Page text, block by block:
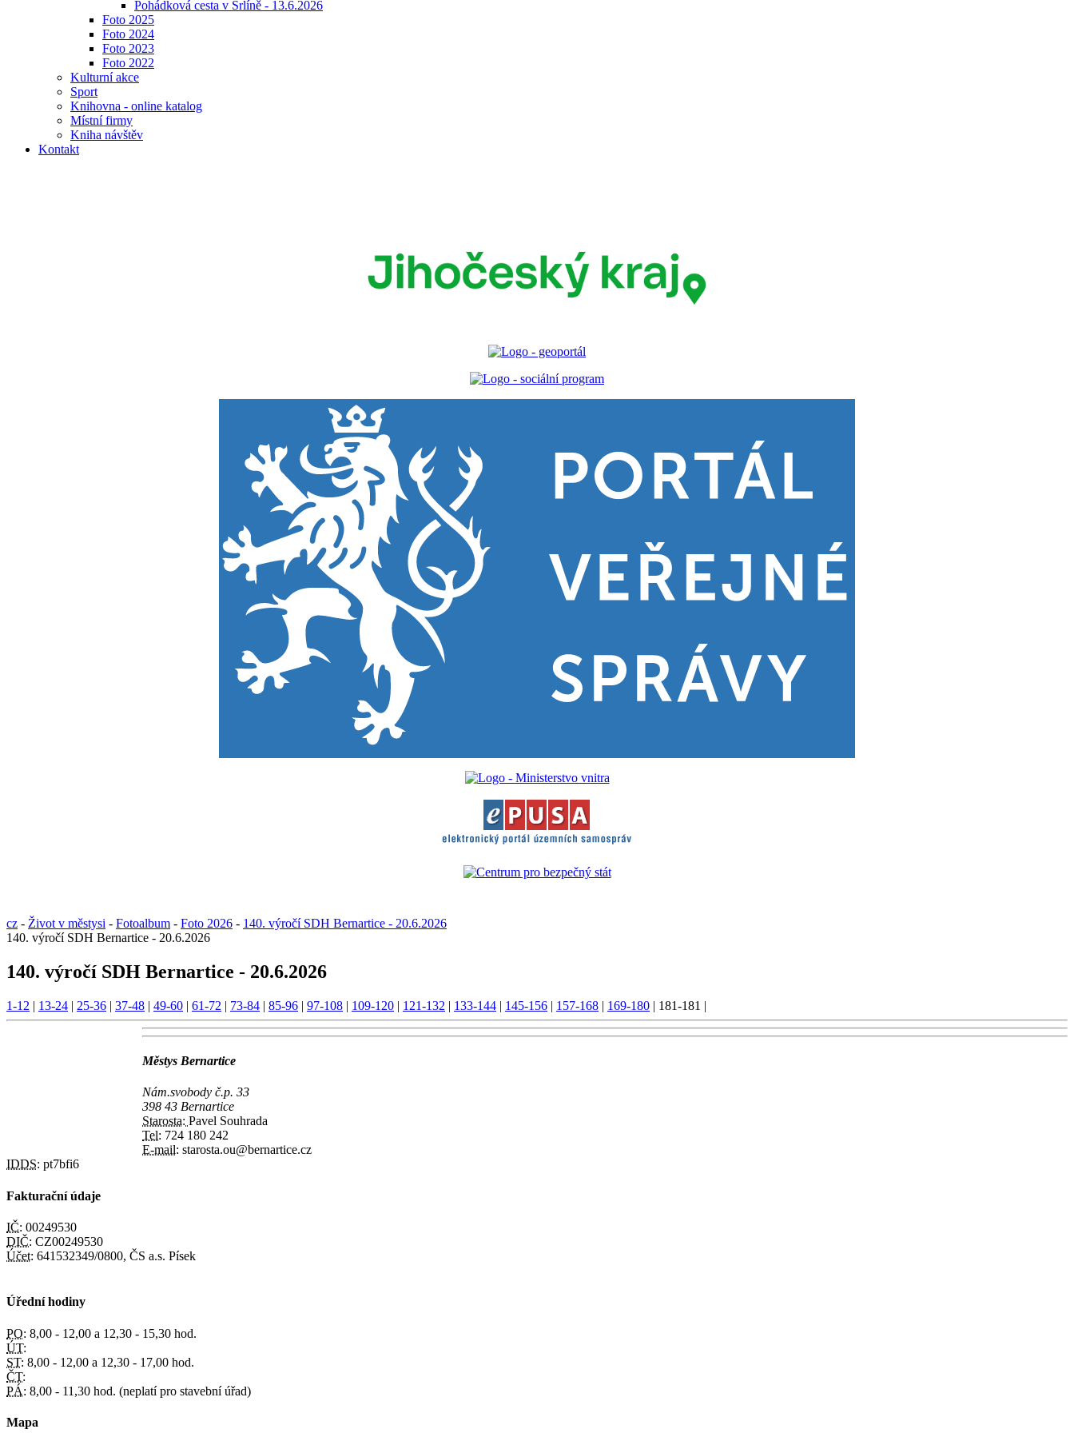
Pohádková cesta v Srlíně - 13.6.2026
Foto 2025
Foto 2024
Foto 2023
Foto 2022
Kulturní akce
Sport
Knihovna - online katalog
Místní firmy
Kniha návštěv
Kontakt
cz - Život v městysi - Fotoalbum - Foto 2026 - 140. výročí SDH Bernartice - 20.6.2026
140. výročí SDH Bernartice - 20.6.2026
140. výročí SDH Bernartice - 20.6.2026
1-12 | 13-24 | 25-36 | 37-48 | 49-60 | 61-72 | 73-84 | 85-96 | 97-108 | 109-120 | 121-132 | 133-144 | 145-156 | 157-168 | 169-180 | 181-181 |
Městys Bernartice
Nám.svobody č.p. 33
398 43 Bernartice
Starosta: Pavel Souhrada
Tel: 724 180 242
E-mail: starosta.ou@bernartice.cz
IDDS: pt7bfi6
Fakturační údaje
IČ: 00249530
DIČ: CZ00249530
Účet: 641532349/0800, ČS a.s. Písek
Úřední hodiny
PO: 8,00 - 12,00 a 12,30 - 15,30 hod.
ÚT:
ST: 8,00 - 12,00 a 12,30 - 17,00 hod.
ČT:
PÁ: 8,00 - 11,30 hod. (neplatí pro stavební úřad)
Mapa